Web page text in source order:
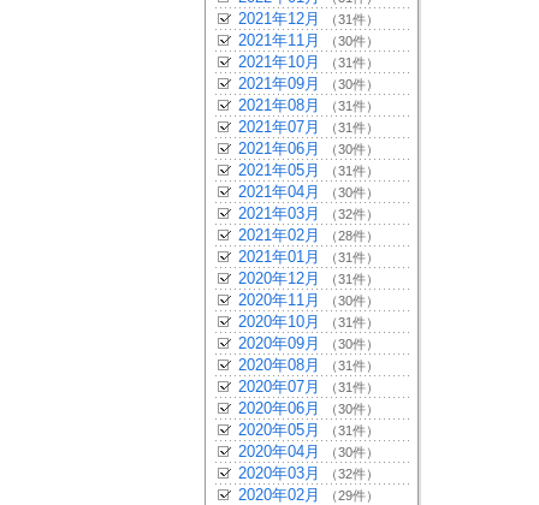
2021年12月 （31件）
2021年11月 （30件）
2021年10月 （31件）
2021年09月 （30件）
2021年08月 （31件）
2021年07月 （31件）
2021年06月 （30件）
2021年05月 （31件）
2021年04月 （30件）
2021年03月 （32件）
2021年02月 （28件）
2021年01月 （31件）
2020年12月 （31件）
2020年11月 （30件）
2020年10月 （31件）
2020年09月 （30件）
2020年08月 （31件）
2020年07月 （31件）
2020年06月 （30件）
2020年05月 （31件）
2020年04月 （30件）
2020年03月 （32件）
2020年02月 （29件）